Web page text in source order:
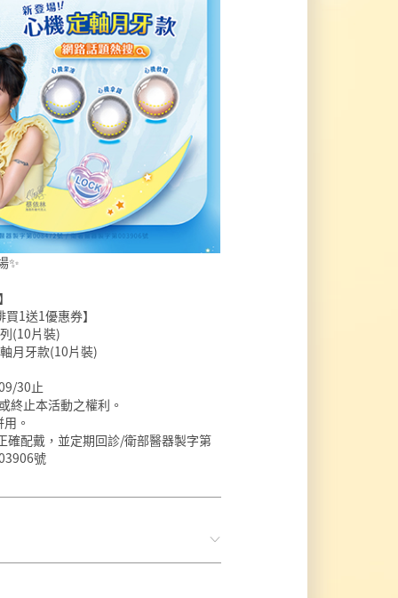
✨
1送1優惠券】
(10片裝)
月牙款(10片裝)
30止
終止本活動之權利。
。
確配戴，並定期回診/衛部醫器製字第
號